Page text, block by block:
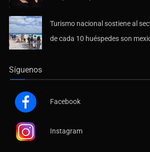
Turismo nacional sostiene al
de cada 10 huéspedes son
Síguenos
Facebook
Instagram